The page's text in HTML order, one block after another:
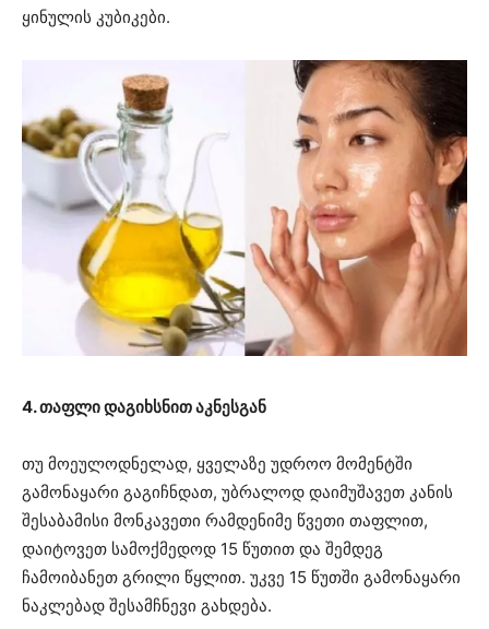
ყინულის კუბიკები.
4. თაფლი დაგიხსნით აკნესგან
თუ მოეულოდნელად, ყველაზე უდროო მომენტში
გამონაყარი გაგიჩნდათ, უბრალოდ დაიმუშავეთ კანის
შესაბამისი მონკავეთი რამდენიმე წვეთი თაფლით,
დაიტოვეთ სამოქმედოდ 15 წუთით და შემდეგ
ჩამოიბანეთ გრილი წყლით. უკვე 15 წუთში გამონაყარი
ნაკლებად შესამჩნევი გახდება.